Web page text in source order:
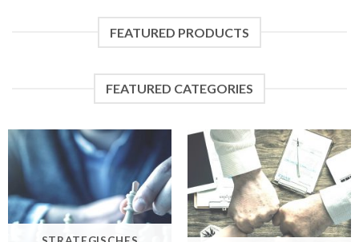
FEATURED PRODUCTS
FEATURED CATEGORIES